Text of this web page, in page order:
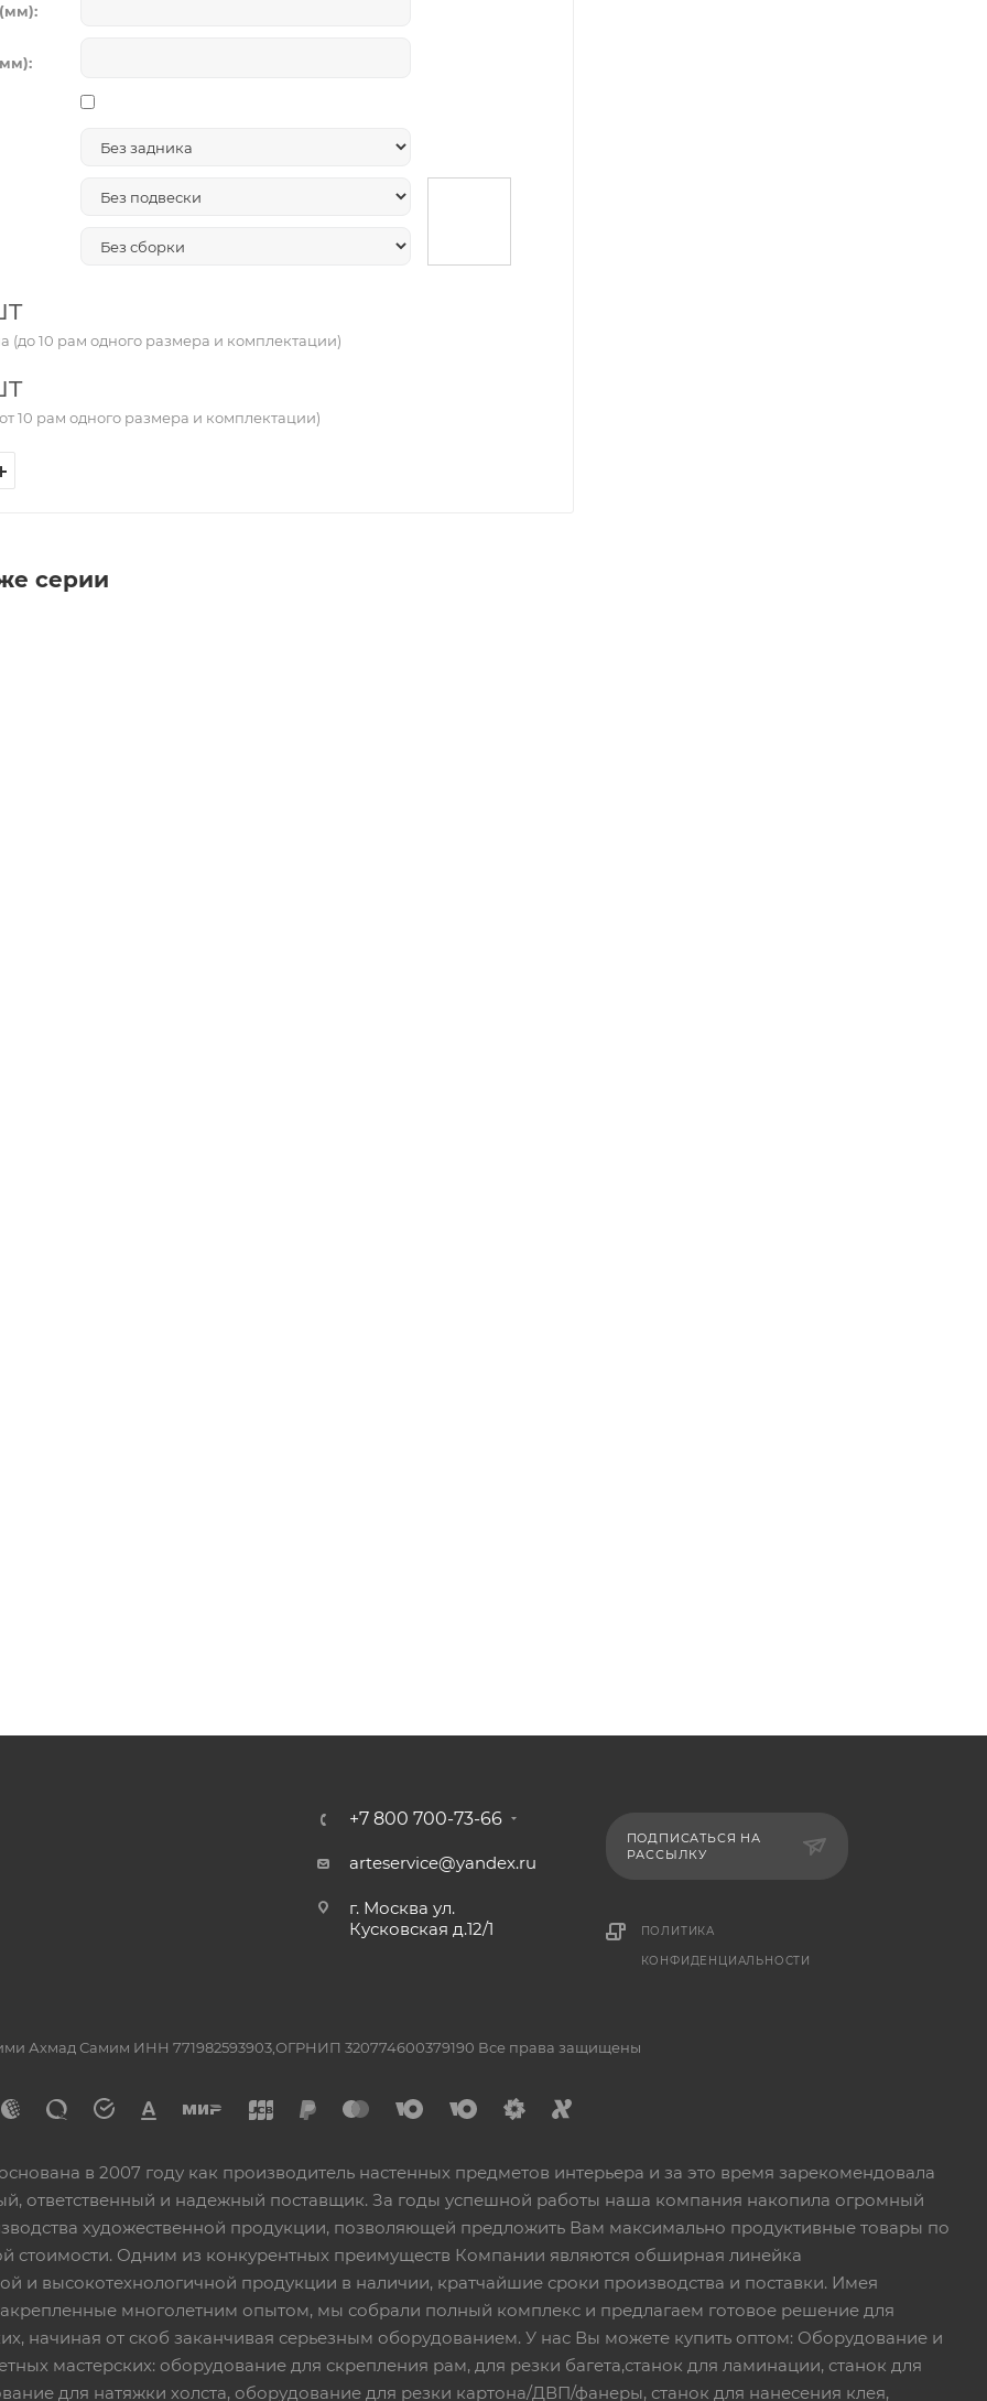
(до 10 рам одного размера и комплектации)
10 рам одного размера и комплектации)
серии
+7 800 700-73-66
arteservice@yandex.ru
г. Москва ул.
Кусковская д.12/1
ПОДПИСАТЬСЯ НА
РАССЫЛКУ
ПОЛИТИКА
КОНФИДЕНЦИАЛЬНОСТИ
Ахмад Самим ИНН 771982593903,ОГРНИП 320774600379190 Все права защищены
в 2007 году как производитель настенных предметов интерьера и за это время зарекомендовала
ответственный и надежный поставщик. За годы успешной работы наша компания накопила огромный
художественной продукции, позволяющей предложить Вам максимально продуктивные товары по
стоимости. Одним из конкурентных преимуществ Компании являются обширная линейка
и высокотехнологичной продукции в наличии, кратчайшие сроки производства и поставки. Имея
многолетним опытом, мы собрали полный комплекс и предлагаем готовое решение для
начиная от скоб заканчивая серьезным оборудованием. У нас Вы можете купить оптом: Оборудование и
мастерских: оборудование для скрепления рам, для резки багета,станок для ламинации, станок для
для натяжки холста, оборудование для резки картона/ДВП/фанеры, станок для нанесения клея,